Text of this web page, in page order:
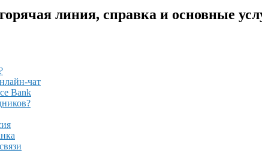
линия, справка и основные
чат
Bank